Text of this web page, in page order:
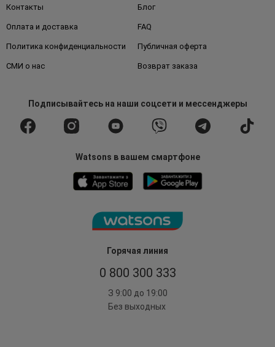
Горячая линия
0 800 300 333
З 9:00 до 19:00
Без выходных
Контакты Блог
Оплата и доставка FAQ
Политика конфиденциальности Публичная оферта
СМИ о нас Возврат заказа
Подписывайтесьна наши соцсети и мессенджеры
Watsons в вашем смартфоне